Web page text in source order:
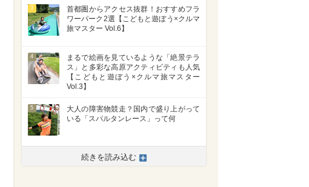
3
首都圏からアクセス抜群！おすすめフラ
ワーパーク2選【こどもと遊ぼう×クルマ
旅マスター Vol.6】
4
まるで絵画を見ているような「絶景テラ
ス」と多彩な高原アクティビティも人気
【こどもと遊ぼう×クルマ旅マスター
Vol.3】
5
大人の障害物競走？国内で盛り上がって
いる「スパルタンレース」って何
続きを読み込む